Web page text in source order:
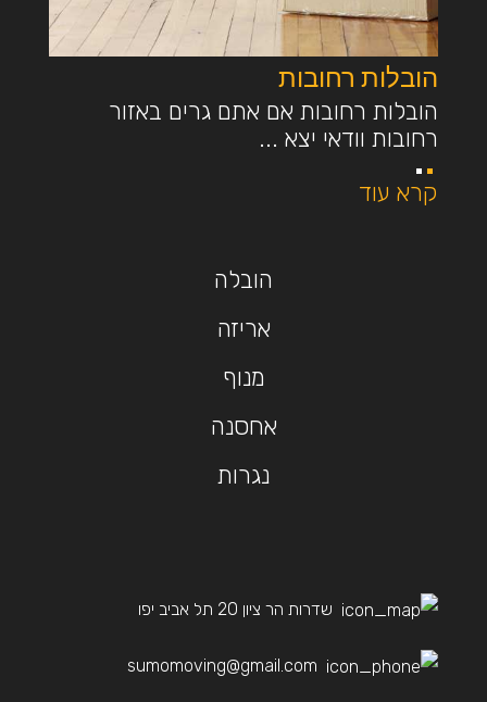
הובלות רחובות
הובלות רחובות אם אתם גרים באזור
רחובות וודאי יצא ...
קרא עוד
הובלה
אריזה
מנוף
אחסנה
נגרות
שדרות הר ציון 20 תל אביב יפו
sumomoving@gmail.com